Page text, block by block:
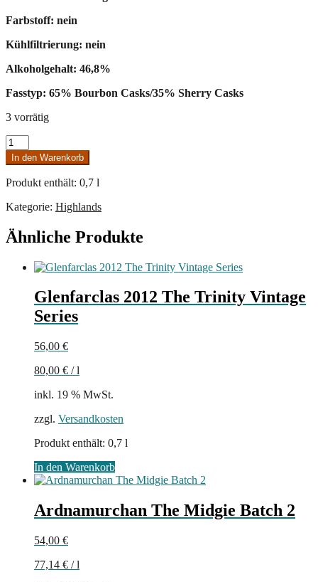
Farbstoff: nein
Kühlfiltrierung: nein
Alkoholgehalt: 46,8%
Fasstyp: 65% Bourbon Casks/35% Sherry Casks
3 vorrätig
Ardnamurchan
AD/10.22:04
Menge
In den Warenkorb
Produkt enthält: 0,7 l
Kategorie: Highlands
Ähnliche Produkte
Glenfarclas 2012 The Trinity Vintage
Series
56,00 €
80,00 € /l
inkl. 19 % MwSt.
zzgl. Versandkosten
Produkt enthält: 0,7 l
In den Warenkorb
Ardnamurchan The Midgie Batch 2
54,00 €
77,14 € /l